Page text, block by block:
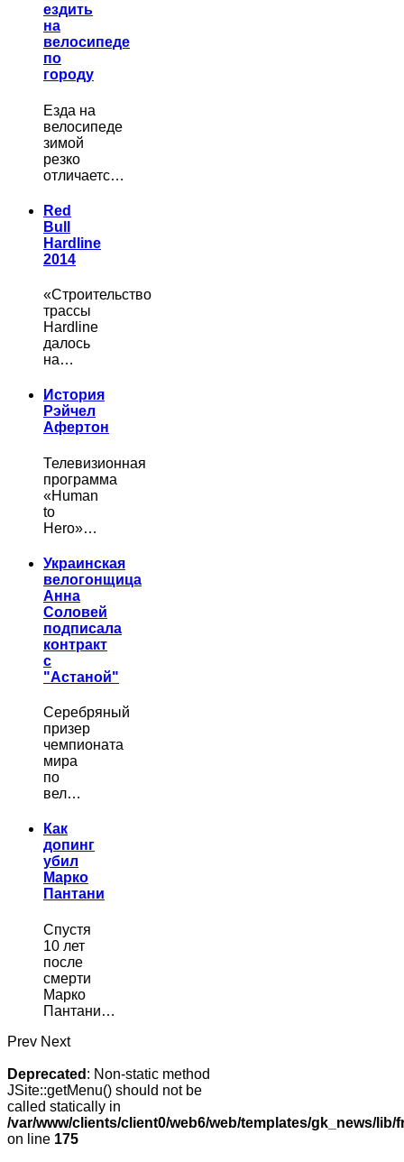
ездить
на
велосипеде
по
городу
Езда на
велосипеде
зимой
резко
отличаетс…
Red
Bull
Hardline
2014
«Строительство
трассы
Hardline
далось
на…
История
Рэйчел
Афертон
Телевизионная
программа
«Human
to
Hero»…
Украинская
велогонщица
Анна
Соловей
подписала
контракт
с
"Астаной"
Серебряный
призер
чемпионата
мира
по
вел…
Как
допинг
убил
Марко
Пантани
Спустя
10 лет
после
смерти
Марко
Пантани…
Prev Next
Deprecated : Non-static method
JSite::getMenu() should not be
called statically in
/var/www/clients/client0/web6/web/templates/gk_news/
on line 175